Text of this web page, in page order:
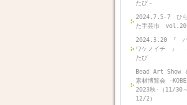
たび－
2024.7.5-7 ひ
た手芸市 vol.20
2024.3.20 『
ワケノイチ 』
たび－
Bead Art Show
素材博覧会 -KOBE
2023秋-（11/30～
12/2）